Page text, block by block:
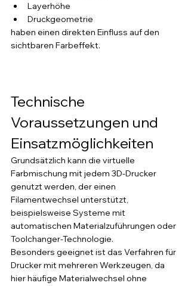
Layerhöhe
Druckgeometrie
haben einen direkten Einfluss auf den
sichtbaren Farbeffekt.
Technische
Voraussetzungen und
Einsatzmöglichkeiten
Grundsätzlich kann die virtuelle
Farbmischung mit jedem 3D-Drucker
genutzt werden, der einen
Filamentwechsel unterstützt,
beispielsweise Systeme mit
automatischen Materialzuführungen oder
Toolchanger-Technologie.
Besonders geeignet ist das Verfahren für
Drucker mit mehreren Werkzeugen, da
hier häufige Materialwechsel ohne